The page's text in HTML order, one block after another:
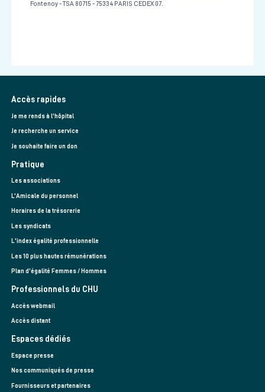
Fontenoy - TSA 80715 - 75334 PARIS CEDEX 07.
Accès rapides
Je me rends à l'hôpital
Je recherche un service
Je souhaite faire un don
Pratique
Les associations
L’Amicale du personnel
Horaires de la trésorerie
Les syndicats
L'index égalité professionnelle
Les 10 plus hautes rémunérations
Plan d'égalité Femmes / Hommes
Professionnels du CHU
Accès webmail
Accès distant
Espaces dédiés
Espace presse
Nos communiqués de presse
Fournisseurs et partenaires